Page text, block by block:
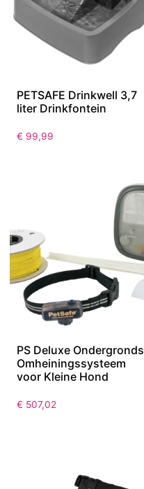
PETSAFE Drinkwell 3,7
liter Drinkfontein
€ 99,99
PS Deluxe Ondergronds
Omheiningssysteem
voor Kleine Hond
€ 507,02